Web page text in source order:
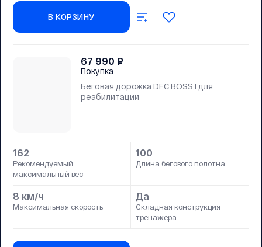
В КОРЗИНУ
67 990 ₽
Покупка
Беговая дорожка DFC BOSS I для
реабилитации
162
Рекомендуемый
максимальный вес
100
Длина бегового полотна
8 км/ч
Максимальная скорость
Да
Складная конструкция
тренажера